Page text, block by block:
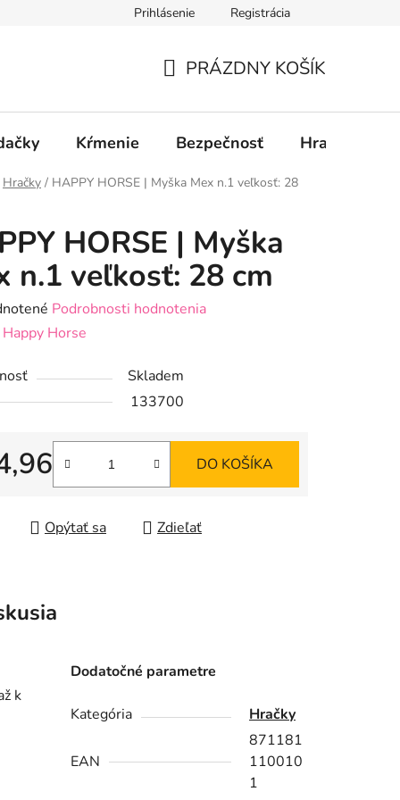
Prihlásenie Registrácia
KOŠÍK
PRÁZDNY KOŠÍK
Kŕmenie Bezpečnosť Hračky
Hračky / HAPPY HORSE | Myška Mex n.1 veľkosť: 28
HORSE | Myška
n.1 veľkosť: 28 cm
Podrobnosti hodnotenia
Happy Horse
Skladem
133700
cena:
DO KOŠÍKA
Opýtať sa Zdieľať
k
Dodatočné parametre
Kategória Hračky
EAN
871181
110010
1